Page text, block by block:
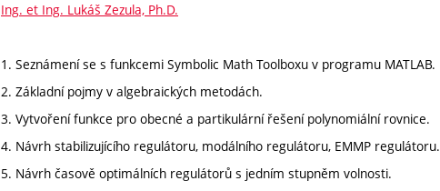
Ing. et Ing. Lukáš Zezula, Ph.D.
1. Seznámení se s funkcemi Symbolic Math Toolboxu v programu MATLAB.
2. Základní pojmy v algebraických metodách.
3. Vytvoření funkce pro obecné a partikulární řešení polynomiální rovnice.
4. Návrh stabilizujícího regulátoru, modálního regulátoru, EMMP regulátoru.
5. Návrh časově optimálních regulátorů s jedním stupněm volnosti.